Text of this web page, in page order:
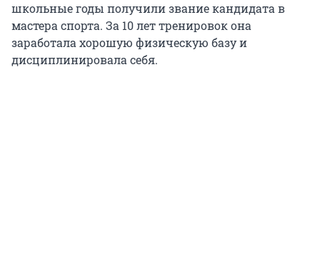
школьные годы получили звание кандидата в
мастера спорта. За 10 лет тренировок она
заработала хорошую физическую базу и
дисциплинировала себя.